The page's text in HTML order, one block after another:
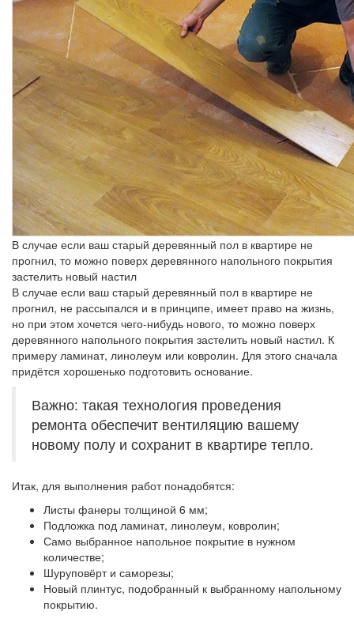
В случае если ваш старый деревянный пол в квартире не
прогнил, то можно поверх деревянного напольного покрытия
застелить новый настил
В случае если ваш старый деревянный пол в квартире не
прогнил, не рассыпался и в принципе, имеет право на жизнь,
но при этом хочется чего-нибудь нового, то можно поверх
деревянного напольного покрытия застелить новый настил. К
примеру ламинат, линолеум или ковролин. Для этого сначала
придётся хорошенько подготовить основание.
Важно: такая технология проведения
ремонта обеспечит вентиляцию вашему
новому полу и сохранит в квартире тепло.
Итак, для выполнения работ понадобятся:
Листы фанеры толщиной 6 мм;
Подложка под ламинат, линолеум, ковролин;
Само выбранное напольное покрытие в нужном
количестве;
Шуруповёрт и саморезы;
Новый плинтус, подобранный к выбранному напольному
покрытию.